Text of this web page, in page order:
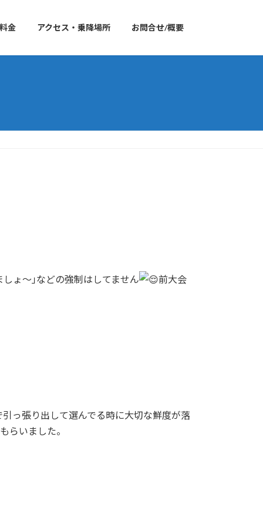
金 アクセス・乗降場所 お問合せ/概要
ょ～｣などの強制はしてません 前大会
っ張り出して選んでる時に大切な鮮度が落
らいました。